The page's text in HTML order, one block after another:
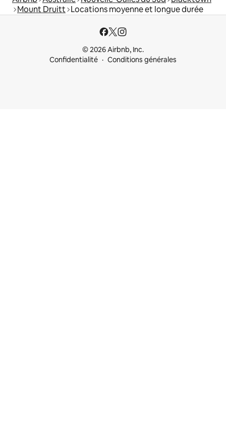
Mount Druitt Locations moyenne et longue durée
© 2026 Airbnb, Inc.
Confidentialité
Conditions générales